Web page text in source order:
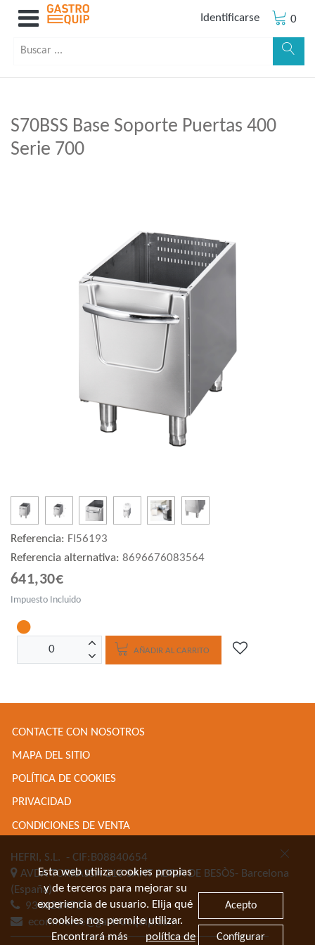
Identificarse 0
S70BSS Base Soporte Puertas 400
Serie 700
Referencia: FI56193
Referencia alternativa: 8696676083564
641,30€
Impuesto Incluido
AÑADIR AL CARRITO
CONTACTE CON NOSOTROS
MAPA DEL SITIO
POLÍTICA DE COOKIES
PRIVACIDAD
CONDICIONES DE VENTA
HEFRI, S.L. - CIF:B08840654
AVDA TORRASSA 116SANT ADRIA DE BESÒS- Barcelona
(España)
934622471
ecommerce@gastroequip.com
Esta web utiliza cookies propias
y de terceros para mejorar su
experiencia de usuario. Elija qué
cookies nos permite utilizar.
Encontrará más
política de
Acepto
Configurar